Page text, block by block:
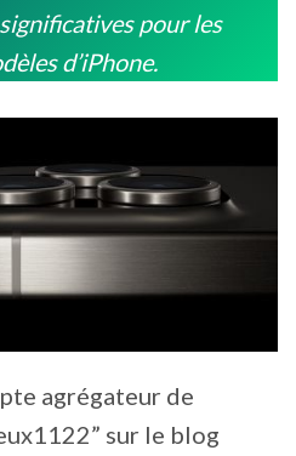
pour les
d’iPhone.
agrégateur de
sur le blog